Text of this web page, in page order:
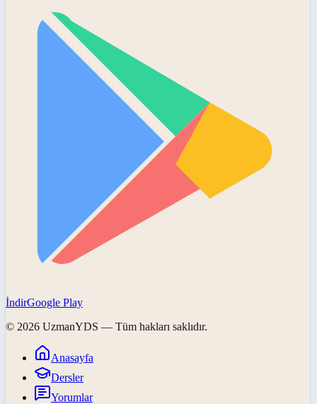
İndirGoogle Play
© 2026 UzmanYDS — Tüm hakları saklıdır.
Anasayfa
Dersler
Yorumlar